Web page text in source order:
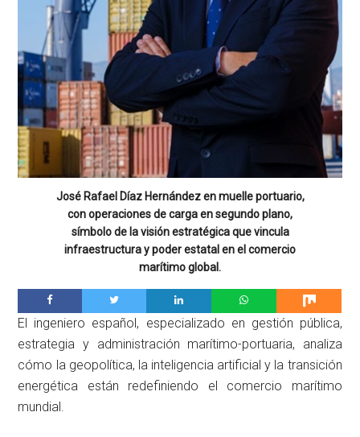
José Rafael Díaz Hernández en muelle portuario,
con operaciones de carga en segundo plano,
símbolo de la visión estratégica que vincula
infraestructura y poder estatal en el comercio
marítimo global.
El ingeniero español, especializado en gestión pública,
estrategia y administración marítimo-portuaria, analiza
cómo la geopolítica, la inteligencia artificial y la transición
energética están redefiniendo el comercio marítimo
mundial.